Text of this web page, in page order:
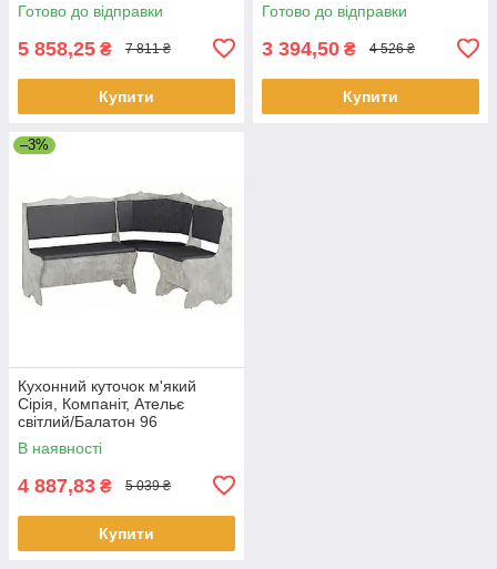
Готово до відправки
5 858,25 ₴ 7 811 ₴
Купити
Готово до відправки
3 394,50 ₴ 4 526 ₴
Купити
–3%
Кухонний куточок м'який
Сірія, Компаніт, Ательє
світлий/Балатон 96
В наявності
4 887,83 ₴ 5 039 ₴
Купити